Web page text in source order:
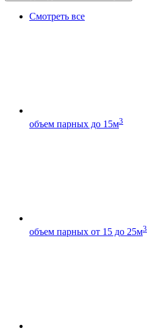
Смотреть все
объем парных до 15м3
объем парных от 15 до 25м3